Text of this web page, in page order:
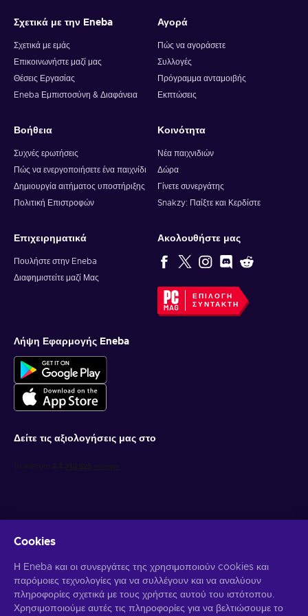
Σχετικά με την Eneba
Σχετικά με εμάς
Επικοινωνήστε μαζί μας
Θέσεις Εργασίας
Eneba Εμπιστοσύνη & Διαφάνεια
Αγορά
Πώς να αγοράσετε
Συλλογές
Πρόγραμμα ανταμοιβής
Εκπτώσεις
Βοήθεια
Συχνές ερωτήσεις
Πώς να ενεργοποιήσετε ένα παιχνίδι
Δημιουργία αιτήματος υποστήριξης
Πολιτική Επιστροφών
Κοινότητα
Νέα παιχνιδιών
Δώρα
Γίνετε συνεργάτης
Snakzy: Παίξτε και Κερδίστε
Επιχειρηματικά
Πουλήστε στην Eneba
Διαφημιστείτε μαζί Μας
Ακολουθήστε μας
ΕΠΙΛΟΓΉ
ΣΥΝΤΆΚΤΗ
Λήψη Εφαρμογής Eneba
Δείτε τις αξιολογήσεις μας στο
Λάβετε προσωποποιημένες προσφορές για παιχνίδια
Γραφτείτε συνδρομητής
Μπορείτε να απεγγραφείτε οποιαδήποτε στιγμή. Επισκεφθείτε την
Cookies
Η Eneba και οι συνεργάτες της χρησιμοποιούν cookies και
παρόμοιες τεχνολογίες για να συλλέγουν και να αναλύουν
πληροφορίες σχετικά με τους χρήστες αυτού του ιστότοπου.
Χρησιμοποιούμε αυτές τις πληροφορίες για να βελτιώσουμε το